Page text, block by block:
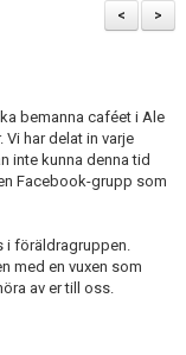
>
<
bemanna caféet i Ale
har delat in varje
inte kunna denna tid
Facebook-grupp som
i föräldragruppen.
med en vuxen som
av er till oss.